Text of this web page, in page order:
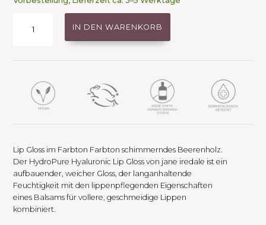
Hyaluronic
Cosmo
Menge
IN DEN WARENKORB
Lip Gloss im Farbton Farbton schimmerndes Beerenholz.
Der HydroPure Hyaluronic Lip Gloss von jane iredale ist ein
aufbauender, weicher Gloss, der langanhaltende
Feuchtigkeit mit den lippenpflegenden Eigenschaften
eines Balsams für vollere, geschmeidige Lippen
kombiniert.